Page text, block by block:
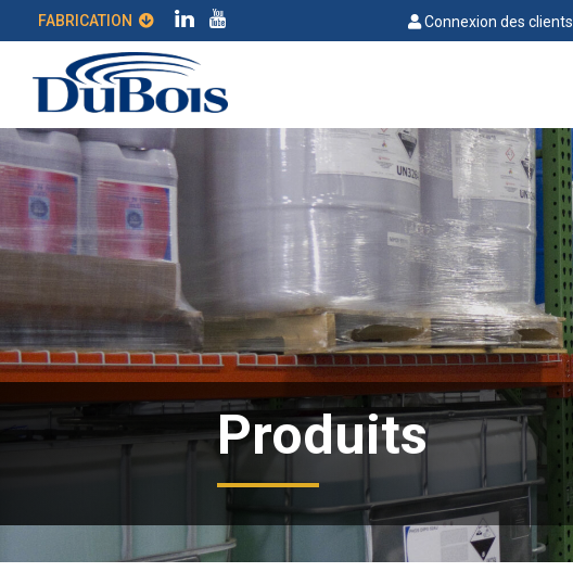
Connexion des clients
Produits